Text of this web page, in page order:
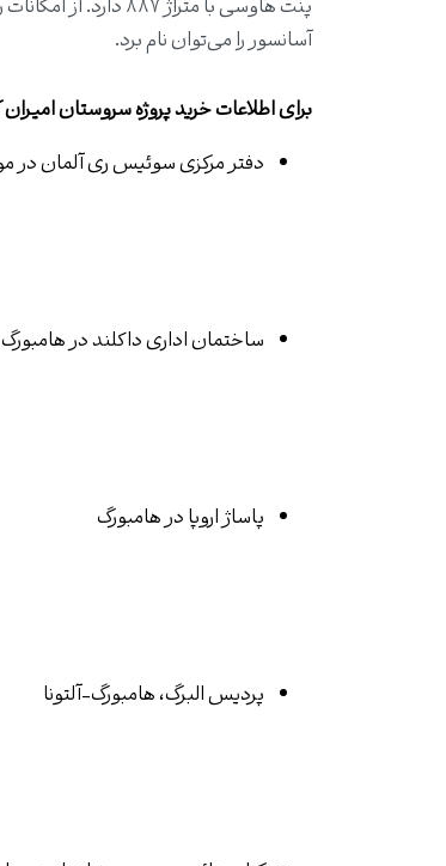
پنت هاوسی با
آسانسور را می‌توان نام برد.
برای اطلاعات خریدپروژه سروستان امیران
دفتر مرکزی سوئیس ری آلماندر
ساختمان اداری داکلنددر هامبورگ
پاساژ اروپادر هامبورگ
پردیس البرگ، هامبورگ-آلتونا